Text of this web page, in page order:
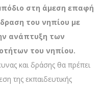
στη άμεση επαφή
του νηπίου με
ανάπτυξη των
του νηπίου.
και δράσης θα πρέπει
της εκπαιδευτικής